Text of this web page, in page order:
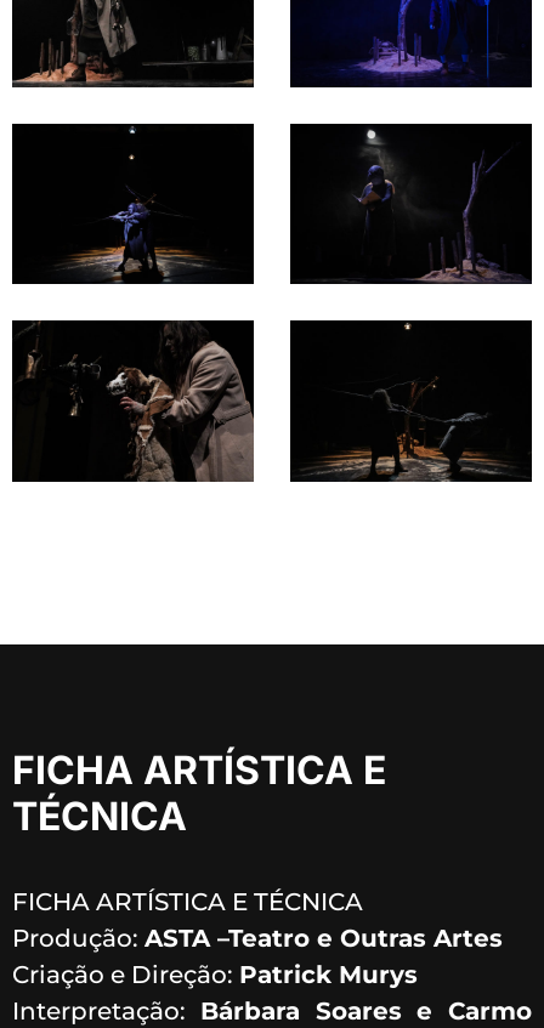
FICHA ARTÍSTICA E
TÉCNICA
FICHA ARTÍSTICA E TÉCNICA
Produção: ASTA –Teatro e Outras Artes
Criação e Direção: Patrick Murys
Interpretação: Bárbara Soares e Carmo